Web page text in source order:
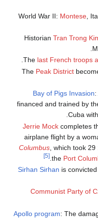
Montese,
Tran Trong
last French troops
.
Peak District
Bay of Pigs Invasion
financed and trained by
Cuba
Jerrie Mockcompletes
airplane flight by a
Columbus, which took 29
the Port
[5]
Sirhan Sirhan is
Communist Party of
Apollo program: The